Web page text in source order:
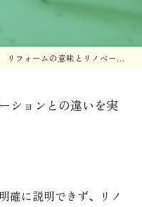
リフォームの意味とリノベーションとの違いを実例でわかりやすく解説
ションとの違いを実
確に説明できず、リノ